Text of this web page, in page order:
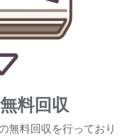
料回収
無料回収を行っており